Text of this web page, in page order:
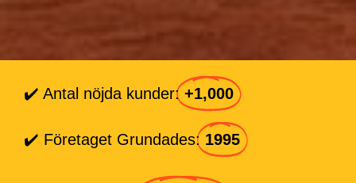
✔️ Antal nöjda kunder: +1,000
✔️ Företaget Grundades: 1995